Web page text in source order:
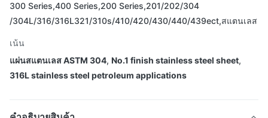
300 Series,400 Series,200 Series,201/202/304
/304L/316/316L321/310s/410/420/430/440/439ect,สแตนเลส
เน้น
แผ่นสแตนเลส ASTM 304, No.1 finish stainless steel sheet,
316L stainless steel petroleum applications